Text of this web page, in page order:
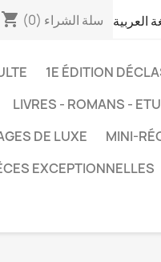
shopping_cart سلة الشراء (0) العربية
1E ÉDITION
LIVRES - ROMANS -
DE LUXE
MINI-
EXCEPTIONNELLES